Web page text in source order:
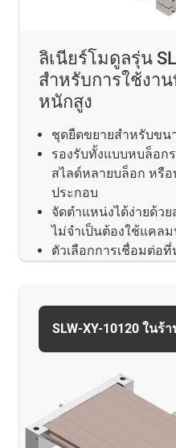
ลิเนียร์โมดูลรุ่น
สำหรับการใช้งา
หนักสูง
ชุดยืดขยายสำหรับขน
รองรับทั้งแบบหบล็อกร
สไลด์หลายบล็อก หรื
ประกอบ
จัดตำแหน่งได้ง่ายด้ว
ไม่จำเป็นต้องใช้แคลม
ตัวเลือกการเชื่อมต่อ
SLW-XY-10120 ในร้